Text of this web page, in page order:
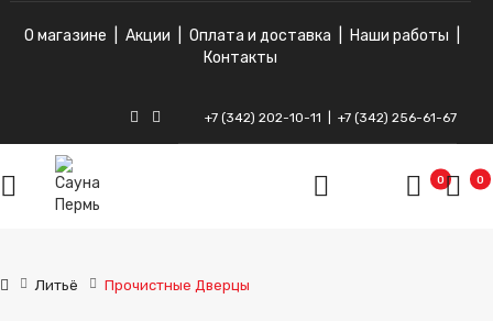
О магазине Акции Оплата и доставка Наши работы
Контакты
+7 (342) 202-10-11 +7 (342) 256-61-67
0 0
Литьё Прочистные Дверцы